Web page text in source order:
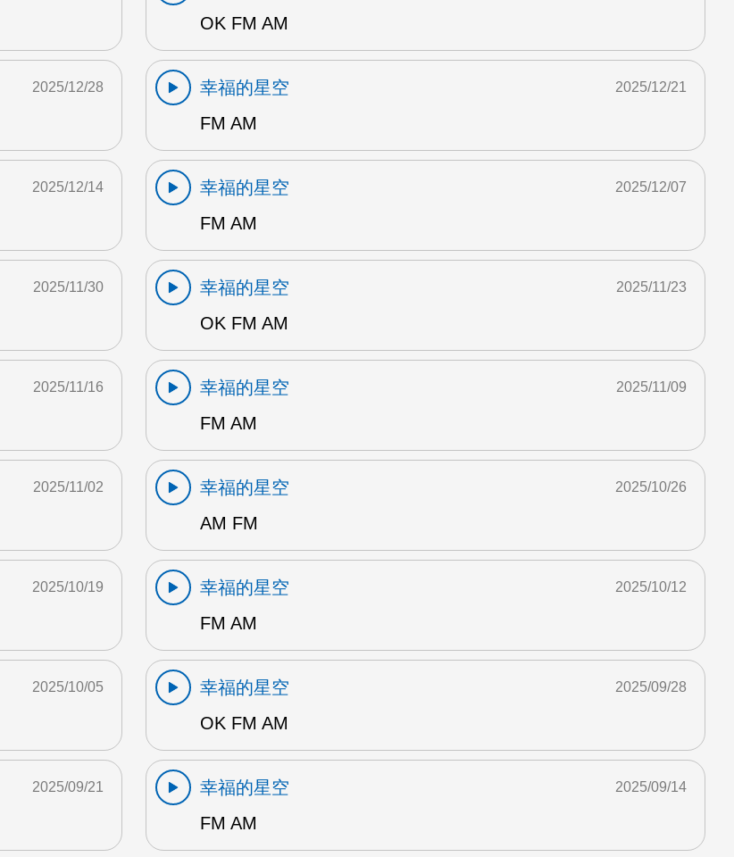
OK FM AM
2025/12/28
幸福的星空
FM AM
2025/12/21
2025/12/14
幸福的星空
FM AM
2025/12/07
2025/11/30
幸福的星空
OK FM AM
2025/11/23
2025/11/16
幸福的星空
FM AM
2025/11/09
2025/11/02
幸福的星空
AM FM
2025/10/26
2025/10/19
幸福的星空
FM AM
2025/10/12
2025/10/05
幸福的星空
OK FM AM
2025/09/28
2025/09/21
幸福的星空
FM AM
2025/09/14